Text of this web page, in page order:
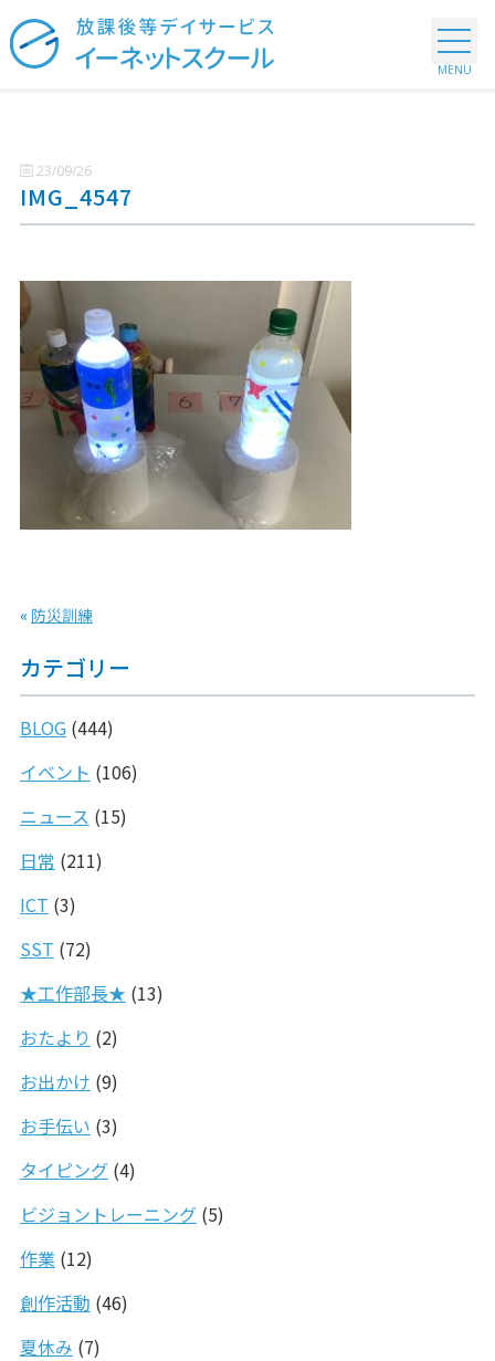
23/09/26
IMG_4547
« 防災訓練
カテゴリー
BLOG(444)
イベント (106)
ニュース (15)
日常 (211)
ICT (3)
SST (72)
★工作部長★ (13)
おたより (2)
お出かけ (9)
お手伝い (3)
タイピング(4)
ビジョントレーニング(5)
作業(12)
創作活動 (46)
夏休み (7)